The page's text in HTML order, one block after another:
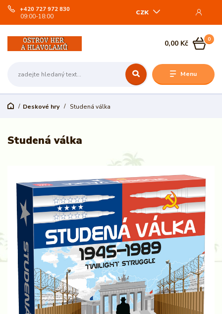
Menu
CZK
+420 727 972 830
09:00-18:00
0
0,00 Kč
Deskové hry Studená válka
Studená válka